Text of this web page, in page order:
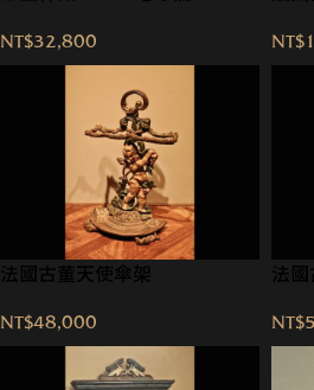
NT$32,800 NT$
法國古董天使傘架
NT$48,000
法
NT$